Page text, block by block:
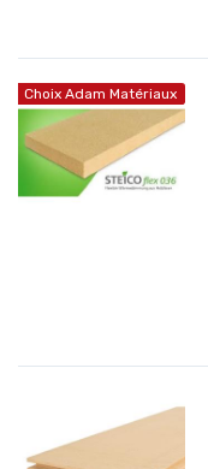
Choix Adam Matériaux